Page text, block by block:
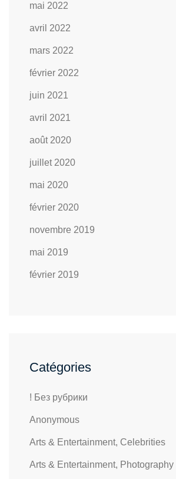
mai 2022
avril 2022
mars 2022
février 2022
juin 2021
avril 2021
août 2020
juillet 2020
mai 2020
février 2020
novembre 2019
mai 2019
février 2019
Catégories
! Без рубрики
Anonymous
Arts & Entertainment, Celebrities
Arts & Entertainment, Photography